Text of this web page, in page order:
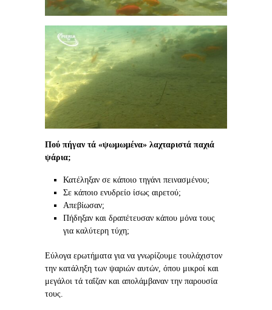
Πού πήγαν τά «ψωμωμένα» λαχταριστά παχιά
ψάρια;
Κατέληξαν σε κάποιο τηγάνι πεινασμένου;
Σε κάποιο ενυδρείο ίσως αιρετού;
Απεβίωσαν;
Πήδηξαν και δραπέτευσαν κάπου μόνα τους
για καλύτερη τύχη;
Εύλογα ερωτήματα για να γνωρίζουμε τουλάχιστον
την κατάληξη των ψαριών αυτών, όπου μικροί και
μεγάλοι τά ταΐζαν και απολάμβαναν την παρουσία
τους.